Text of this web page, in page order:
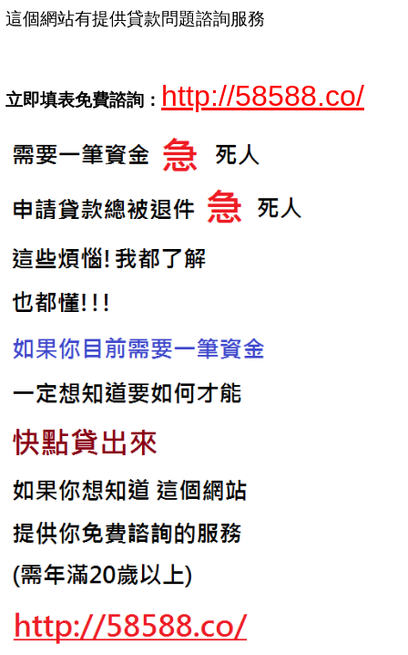
這個網站有提供貸款問題諮詢服務
立即填表免費諮詢： http://58588.co/